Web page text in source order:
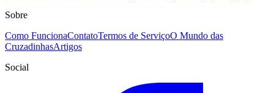
Sobre
Como FuncionaContatoTermos de ServiçoO Mundo das
CruzadinhasArtigos
Social